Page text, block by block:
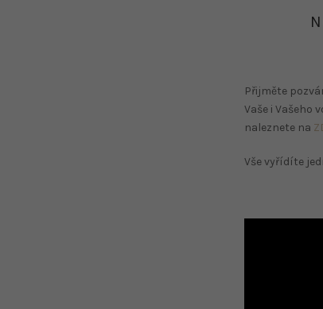
Přijměte
Vaše i
naleznete na
Vše vyřídíte